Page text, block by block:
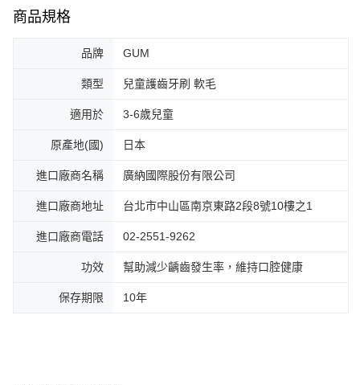
商品規格
品牌 GUM
類型 兒童護齒牙刷 軟毛
適用於 3-6歲兒童
原產地(國) 日本
進口廠商名稱 廣納國際股份有限公司
進口廠商地址 台北市中山區南京東路2段8號10樓之1
進口廠商電話 02-2551-9262
功效 幫助減少齲齒發生率，維持口腔健康
保存期限 10年